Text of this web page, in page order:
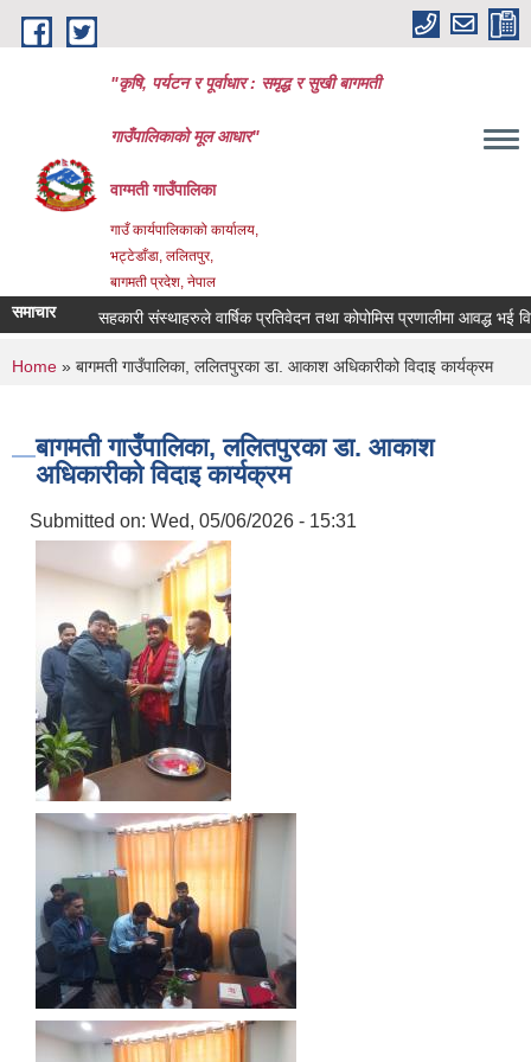
Skip to main content
"कृषि, पर्यटन र पूर्वाधार : समृद्ध र सुखी बागमती
गाउँपालिकाको मूल आधार"
वाग्मती गाउँपालिका
गाउँ कार्यपालिकाको कार्यालय,
भट्टेडाँडा, ललितपुर,
बागमती प्रदेश, नेपाल
समाचार सहकारी संस्थाहरुले वार्षिक प्रतिवेदन तथा कोपोमिस प्रणालीमा आवद्ध भई
You are here
Home » बागमती गाउँपालिका, ललितपुरका डा. आकाश अधिकारीको विदाइ कार्यक्रम
बागमती गाउँपालिका, ललितपुरका डा. आकाश
अधिकारीको विदाइ कार्यक्रम
Submitted on: Wed, 05/06/2026 - 15:31